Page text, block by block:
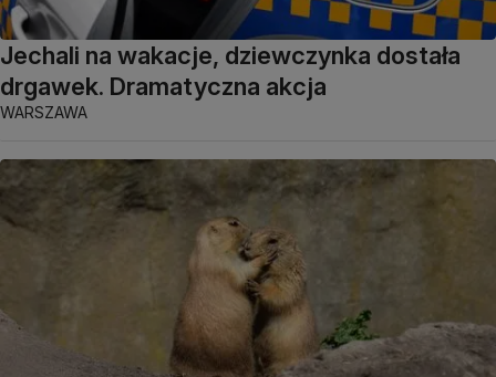
Jechali na wakacje, dziewczynka dostała
drgawek. Dramatyczna akcja
WARSZAWA